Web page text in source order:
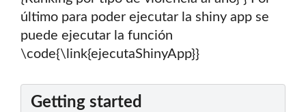
último para poder ejecutar la shiny app se
puede ejecutar la función
\code{\link{ejecutaShinyApp}}
Getting started